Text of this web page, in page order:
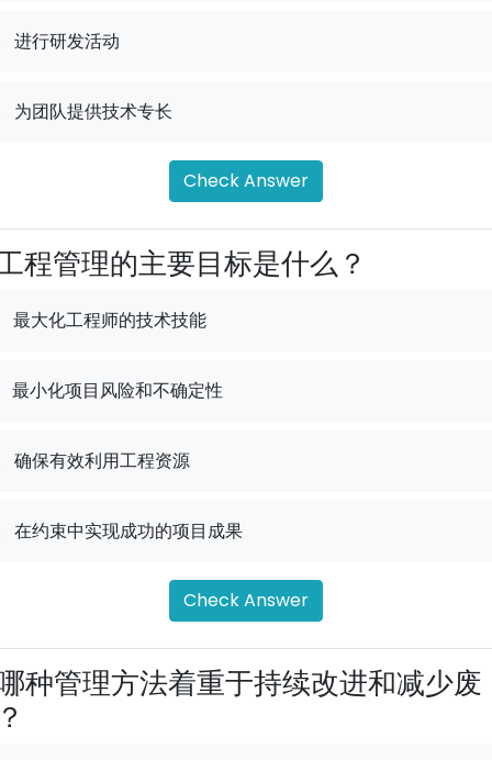
进行研发活动
为团队提供技术专长
Check Answer
程管理的主要目标是什么？
最大化工程师的技术技能
最小化项目风险和不确定性
确保有效利用工程资源
在约束中实现成功的项目成果
Check Answer
种管理方法着重于持续改进和减少废